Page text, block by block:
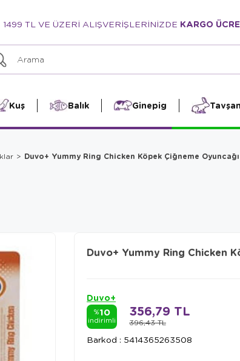
1499 TL VE ÜZERİ ALIŞVERİŞLERİNİZDE KARGO
Kuş Balık Ginepig Tavşan
Duvo+ Yummy Ring Chicken Köpek Çiğneme Oyuncağı
Duvo+ Yummy Ring Chicken
Duvo+
%10
indirimli 396,43 TL
356,79 TL
Barkod : 5414365263508